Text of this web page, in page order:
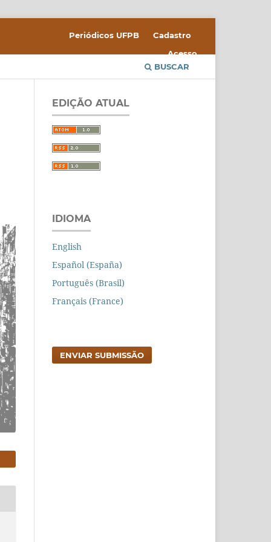
BUSCAR
Periódicos UFPB
Cadastro
Acesso
EDIÇÃO ATUAL
IDIOMA
English
Español (España)
Português (Brasil)
Français (France)
ENVIAR SUBMISSÃO